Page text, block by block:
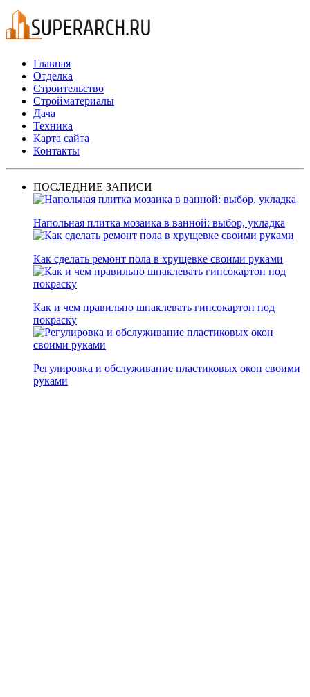
Главная
Отделка
Строительство
Стройматериалы
Дача
Техника
Карта сайта
Контакты
ПОСЛЕДНИЕ ЗАПИСИ
Напольная плитка мозаика в ванной: выбор, укладка
Как сделать ремонт пола в хрущевке своими руками
Как и чем правильно шпаклевать гипсокартон под
покраску
Регулировка и обслуживание пластиковых окон своими
руками